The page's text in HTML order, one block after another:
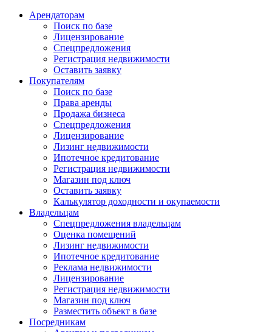
Арендаторам
Поиск по базе
Лицензирование
Спецпредложения
Регистрация недвижимости
Оставить заявку
Покупателям
Поиск по базе
Права аренды
Продажа бизнеса
Спецпредложения
Лицензирование
Лизинг недвижимости
Ипотечное кредитование
Регистрация недвижимости
Магазин под ключ
Оставить заявку
Калькулятор доходности и окупаемости
Владельцам
Спецпредложения владельцам
Оценка помещений
Лизинг недвижимости
Ипотечное кредитование
Реклама недвижимости
Лицензирование
Регистрация недвижимости
Магазин под ключ
Разместить объект в базе
Посредникам